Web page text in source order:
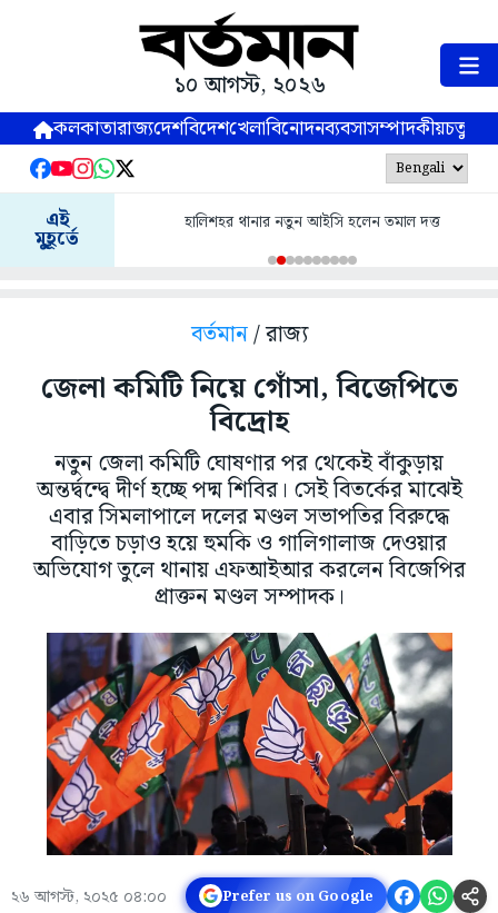
১০ আগস্ট, ২০২৬
কলকাতারাজ্যদেশবিদেশখেলাবিনোদনব্যবসাসম্পাদকীয়
এই
মুহূর্তে
হালিশহর থানার নতুন আইসি হলেন তমাল দত্ত
বর্তমান/ রাজ্য
জেলা কমিটি নিয়ে গোঁসা, বিজেপিতে
বিদ্রোহ
নতুন জেলা কমিটি ঘোষণার পর থেকেই বাঁকুড়ায়
অন্তর্দ্বন্দ্বে দীর্ণ হচ্ছে পদ্ম শিবির। সেই বিতর্কের মাঝেই
এবার সিমলাপালে দলের মণ্ডল সভাপতির বিরুদ্ধে
বাড়িতে চড়াও হয়ে হুমকি ও গালিগালাজ দেওয়ার
অভিযোগ তুলে থানায় এফআইআর করলেন বিজেপির
প্রাক্তন মণ্ডল সম্পাদক।
২৬ আগস্ট, ২০২৫ ০৪:০০ Prefer us on Google